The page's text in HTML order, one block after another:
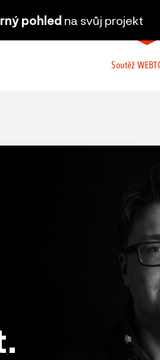
pohled na svůj projekt
Soutěž